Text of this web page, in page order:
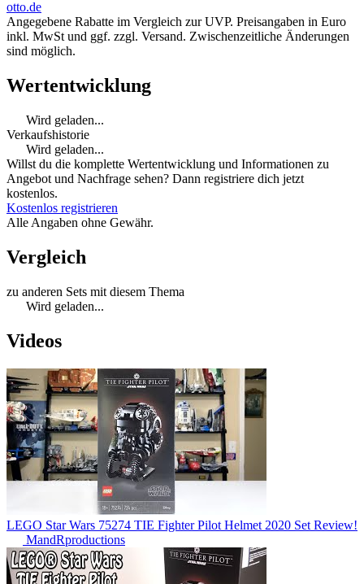
otto.de
Angegebene Rabatte im Vergleich zur UVP. Preisangaben in Euro
inkl. MwSt und ggf. zzgl. Versand. Zwischenzeitliche Änderungen
sind möglich.
Wertentwicklung
Wird geladen...
Verkaufshistorie
Wird geladen...
Willst du die komplette Wertentwicklung und Informationen zu
Angebot und Nachfrage sehen? Dann registriere dich jetzt
kostenlos.
Kostenlos registrieren
Alle Angaben ohne Gewähr.
Vergleich
zu anderen Sets mit diesem Thema
Wird geladen...
Videos
LEGO Star Wars 75274 TIE Fighter Pilot Helmet 2020 Set Review!
MandRproductions